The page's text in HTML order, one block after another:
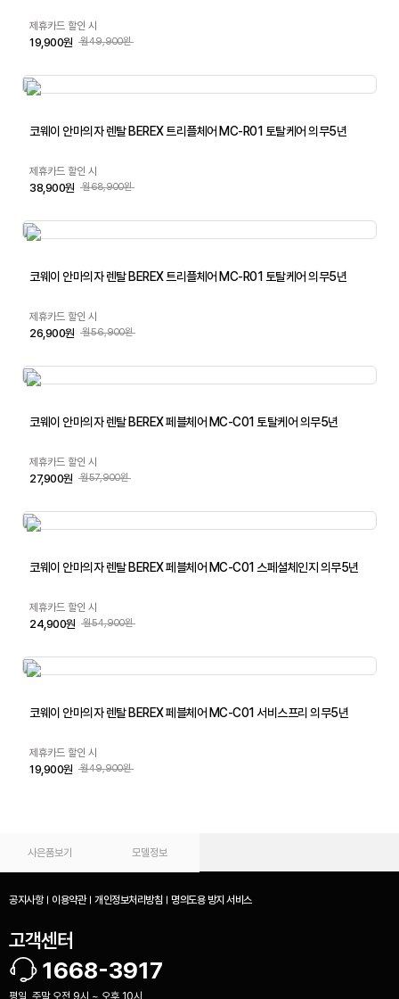
제휴카드 할인 시
19,900원 월49,900원
코웨이 안마의자 렌탈 BEREX 트리플체어 MC-R01 토탈케어 의무5년
제휴카드 할인 시
38,900원 월68,900원
코웨이 안마의자 렌탈 BEREX 트리플체어 MC-R01 토탈케어 의무5년
제휴카드 할인 시
26,900원 월56,900원
코웨이 안마의자 렌탈 BEREX 페블체어 MC-C01 토탈케어 의무5년
제휴카드 할인 시
27,900원 월57,900원
코웨이 안마의자 렌탈 BEREX 페블체어 MC-C01 스페셜체인지 의무5년
제휴카드 할인 시
24,900원 월54,900원
코웨이 안마의자 렌탈 BEREX 페블체어 MC-C01 서비스프리 의무5년
제휴카드 할인 시
19,900원 월49,900원
사은품보기 모델정보
공지사항 이용약관 개인정보처리방침 명의도용 방지 서비스
고객센터
1668-3917
평일, 주말 오전 9시 ~ 오후 10시